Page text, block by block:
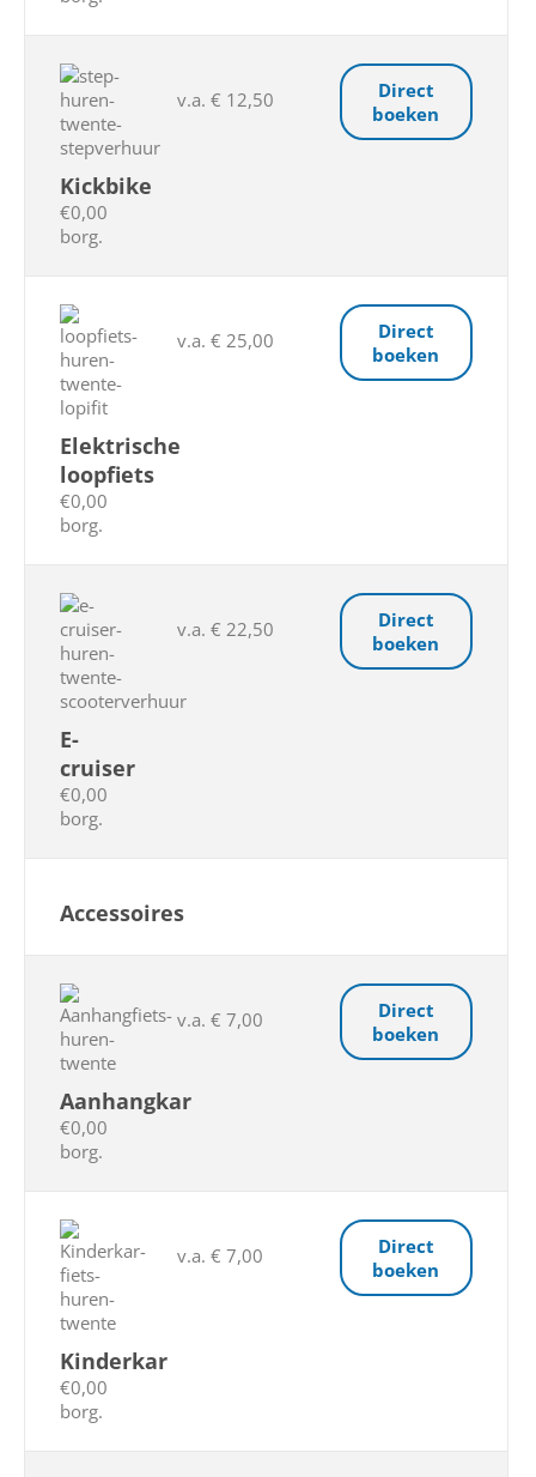
Kickbike
€0,00
borg.
v.a. € 12,50
Direct
boeken
Elektrische
loopfiets
€0,00
borg.
v.a. € 25,00
Direct
boeken
E-
cruiser
€0,00
borg.
v.a. € 22,50
Direct
boeken
Accessoires
Aanhangkar
€0,00
borg.
v.a. € 7,00
Direct
boeken
Kinderkar
€0,00
borg.
v.a. € 7,00
Direct
boeken